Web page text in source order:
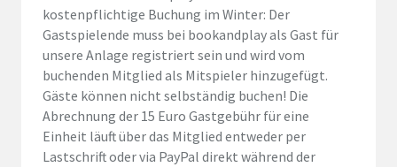
kostenpflichtige Buchung im Winter: Der
Gastspielende muss bei bookandplayals Gast für
unsere Anlage registriert sein und wird vom
buchenden Mitglied als Mitspieler hinzugefügt.
Gäste können nicht selbständig buchen! Die
Abrechnung der 15 Euro Gastgebühr für eine
Einheit läuft über das Mitglied entweder per
Lastschrift oder via PayPal direkt während der